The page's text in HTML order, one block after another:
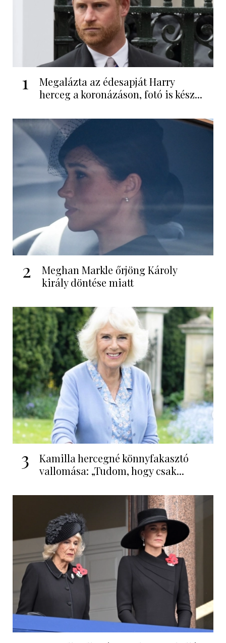
1
Megalázta az édesapját Harry
herceg a koronázáson, fotó is kész...
2
Meghan Markle őrjöng Károly
király döntése miatt
3
Kamilla hercegné könnyfakasztó
vallomása: „Tudom, hogy csak...